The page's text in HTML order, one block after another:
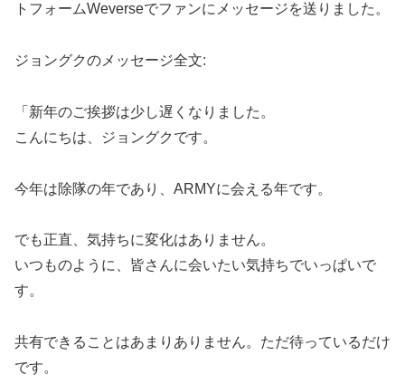
トフォームWeverseでファンにメッセージを送りました。
ジョングクのメッセージ全文:
「新年のご挨拶は少し遅くなりました。
こんにちは、ジョングクです。
今年は除隊の年であり、ARMYに会える年です。
でも正直、気持ちに変化はありません。
いつものように、皆さんに会いたい気持ちでいっぱいで
す。
共有できることはあまりありません。ただ待っているだけ
です。